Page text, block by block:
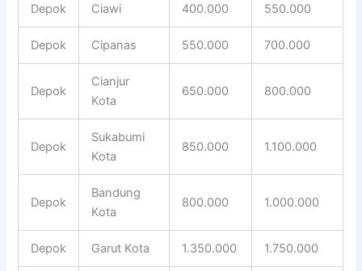
Depok Ciawi 400.000 550.000
Depok Cipanas 550.000 700.000
Depok
Cianjur
Kota
650.000 800.000
Depok
Sukabumi
Kota
850.000 1.100.000
Depok
Bandung
Kota
800.000 1.000.000
Depok Garut Kota 1.350.000 1.750.000